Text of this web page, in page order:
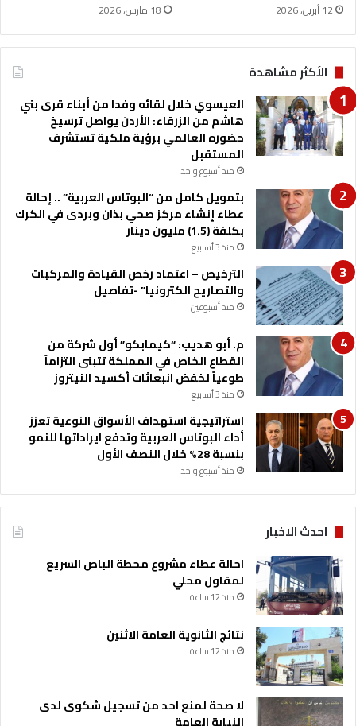
ح
ي
ة
"
ف
ي
ت
ر
ك
ب
م
و
ل
ج
د
ي
د
د
و
ف
ص
ل
ا
ل
ت
ا
12 أبريل، 2026 18 مارس، 2026
الأكثر مشاهدة
العيسوي خلال لقائه وفدا من أبناء قرى بني
هاشم من الزرقاء: الأردن يواصل ترسيخ
حضوره العالمي برؤية ملكية تستشرف
المستقبل
منذ أسبوع واحد
بتمويل كامل من “البوتاس العربية” .. إحالة
عطاء إنشاء مركز صحي بذان وبردى في الكرك
بكلفة (1.5) مليون دينار
منذ 3 أسابيع
الترخيص – اعتماد رخص القيادة والمركبات
والتصاريح الكترونيا” -تفاصيل
منذ أسبوعين
م. أبو هديب: “كيمابكو” أول شركة من
القطاع الخاص في المملكة تتبنى التزاماً
طوعياً لخفض انبعاثات أكسيد النيتروز
منذ 3 أسابيع
استراتيجية استهداف الأسواق النوعية تعزز
أداء البوتاس العربية وتدفع ايراداتها للنمو
بنسبة 28% خلال النصف الأول
منذ أسبوع واحد
احدث الاخبار
احالة عطاء مشروع محطة الباص السريع
لمقاول محلي
منذ 12 ساعة
نتائج الثانوية العامة الاثنين
منذ 12 ساعة
لا صحة لمنع احد من تسجيل شكوى لدى